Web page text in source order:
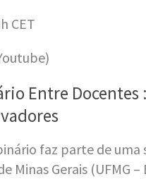
CET
Entre
faz parte de uma
Minas Gerais (UFMG